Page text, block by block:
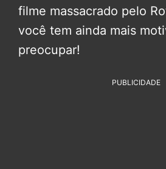
filme massacrado pelo
você tem ainda mais
preocupar!
PUBLICIDADE